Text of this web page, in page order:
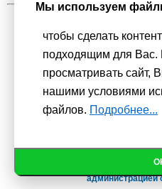
Мы используем cookie-файлы
Вас это не устраивает,
Копирование мастер-
администрацией
Мы используем
чтобы сделать
подходящим для Вас.
просматривать сайт,
нашими условиями
файлов. Подробнее...